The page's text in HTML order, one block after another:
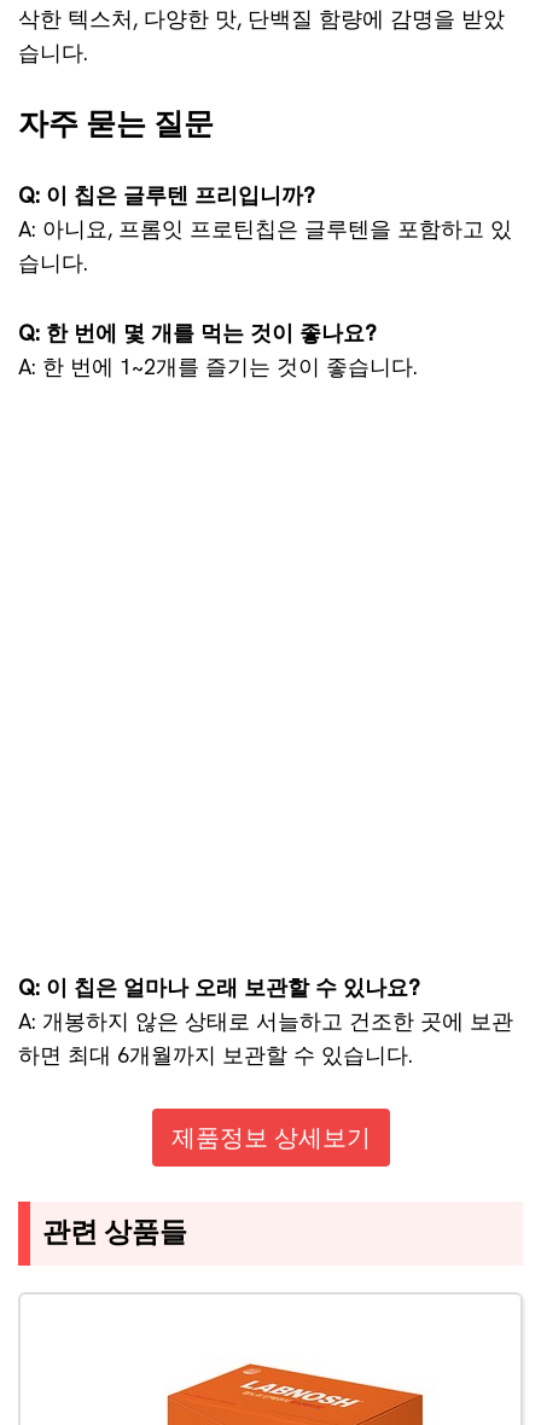
삭한 텍스처, 다양한 맛, 단백질 함량에 감명을 받았
습니다.
자주 묻는 질문
Q: 이 칩은 글루텐 프리입니까?
A: 아니요, 프롬잇 프로틴칩은 글루텐을 포함하고 있
습니다.
Q: 한 번에 몇 개를 먹는 것이 좋나요?
A: 한 번에 1~2개를 즐기는 것이 좋습니다.
Q: 이 칩은 얼마나 오래 보관할 수 있나요?
A: 개봉하지 않은 상태로 서늘하고 건조한 곳에 보관
하면 최대 6개월까지 보관할 수 있습니다.
제품정보 상세보기
관련 상품들